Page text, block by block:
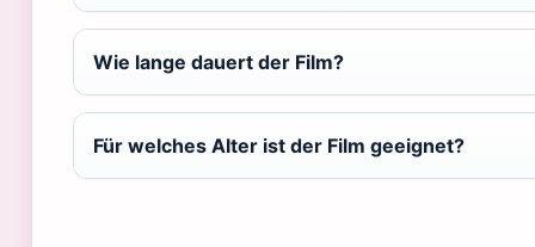
Wie lange dauert der Film?
Für welches Alter ist der Film geeignet?